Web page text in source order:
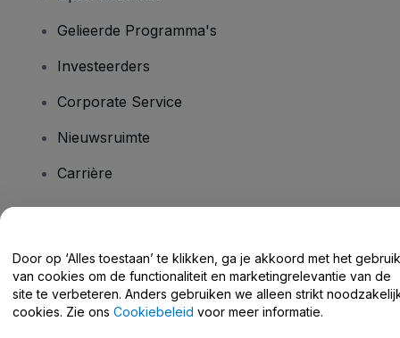
Gelieerde Programma's
Investeerders
Corporate Service
Nieuwsruimte
Carrière
Helpcentrum / Neem Contact Met Ons Op
Door op ‘Alles toestaan’ te klikken, ga je akkoord met het gebruik
van cookies om de functionaliteit en marketingrelevantie van de
site te verbeteren. Anders gebruiken we alleen strikt
cookies. Zie ons Cookiebeleid voor meer informatie.